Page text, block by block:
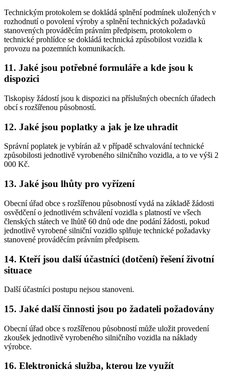
Technickým protokolem se dokládá splnění podmínek uložených v
rozhodnutí o povolení výroby a splnění technických požadavků
stanovených prováděcím právním předpisem, protokolem o
technické prohlídce se dokládá technická způsobilost vozidla k
provozu na pozemních komunikacích.
11. Jaké jsou potřebné formuláře a kde jsou k
dispozici
Tiskopisy žádostí jsou k dispozici na příslušných obecních úřadech
obcí s rozšířenou působností.
12. Jaké jsou poplatky a jak je lze uhradit
Správní poplatek je vybírán až v případě schvalování technické
způsobilosti jednotlivě vyrobeného silničního vozidla, a to ve výši 2
000 Kč.
13. Jaké jsou lhůty pro vyřízení
Obecní úřad obce s rozšířenou působností vydá na základě žádosti
osvědčení o jednotlivém schválení vozidla s platností ve všech
členských státech ve lhůtě 60 dnů ode dne podání žádosti, pokud
jednotlivě vyrobené silniční vozidlo splňuje technické požadavky
stanovené prováděcím právním předpisem.
14. Kteří jsou další účastníci (dotčení) řešení životní
situace
Další účastníci postupu nejsou stanoveni.
15. Jaké další činnosti jsou po žadateli požadovány
Obecní úřad obce s rozšířenou působností může uložit provedení
zkoušek jednotlivě vyrobeného silničního vozidla na náklady
výrobce.
16. Elektronická služba, kterou lze využít